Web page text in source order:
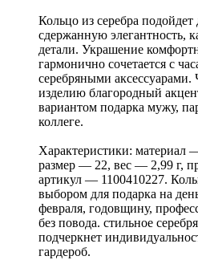
Кольцо из серебра
сдержанную элегантность,
детали. Украшение
гармонично сочетается с
серебряными аксессуарами.
изделию благородный
вариантом подарка мужу,
коллеге.
Характеристики: материал
размер — 22, вес — 2,99 г,
артикул — 1100410227.
выбором для подарка на
февраля, годовщину,
без повода. стильное
подчеркнет
гардероб.